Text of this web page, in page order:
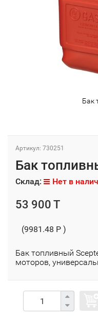
Бак
Артикул: 730251
Бак
Склад: Нет в
53 900 T
(9981.48 P )
Бак топливный
моторов,